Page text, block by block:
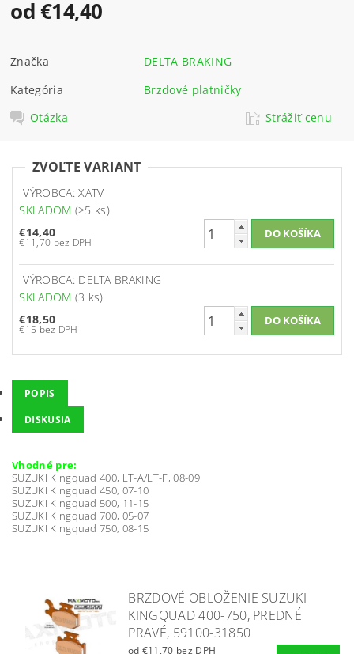
od €14,40
Značka
DELTA BRAKING
Kategória
Brzdové platničky
Otázka
Strážiť cenu
ZVOĽTE VARIANT
VÝROBCA: XATV
SKLADOM (>5 ks)
€14,40
€11,70 bez DPH
VÝROBCA: DELTA BRAKING
SKLADOM (3 ks)
€18,50
€15 bez DPH
POPIS
DISKUSIA
Vhodné pre:
SUZUKI Kingquad 400, LT-A/LT-F, 08-09
SUZUKI Kingquad 450, 07-10
SUZUKI Kingquad 500, 11-15
SUZUKI Kingquad 700, 05-07
SUZUKI Kingquad 750, 08-15
BRZDOVÉ OBLOŽENIE SUZUKI
KINGQUAD 400-750, PREDNÉ
PRAVÉ, 59100-31850
od €11,70 bez DPH